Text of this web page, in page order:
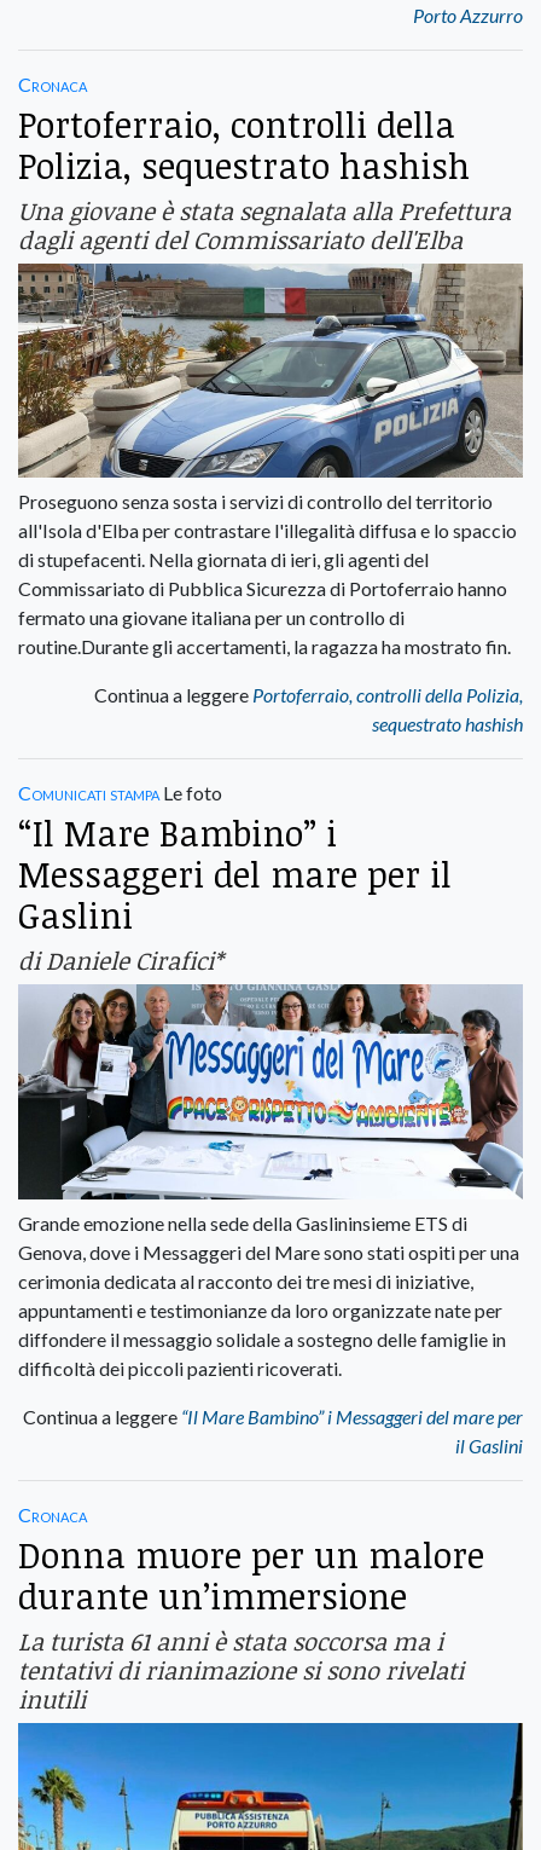
Porto Azzurro
Cronaca
Portoferraio, controlli della
Polizia, sequestrato hashish
Una giovane è stata segnalata alla Prefettura
dagli agenti del Commissariato dell'Elba
Proseguono senza sosta i servizi di controllo del territorio
all'Isola d'Elba per contrastare l'illegalità diffusa e lo spaccio
di stupefacenti. Nella giornata di ieri, gli agenti del
Commissariato di Pubblica Sicurezza di Portoferraio hanno
fermato una giovane italiana per un controllo di
routine.Durante gli accertamenti, la ragazza ha mostrato fin.
Continua a leggere Portoferraio, controlli della Polizia,
sequestrato hashish
Comunicati stampa Le foto
“Il Mare Bambino” i
Messaggeri del mare per il
Gaslini
di Daniele Cirafici*
Grande emozione nella sede della Gaslininsieme ETS di
Genova, dove i Messaggeri del Mare sono stati ospiti per una
cerimonia dedicata al racconto dei tre mesi di iniziative,
appuntamenti e testimonianze da loro organizzate nate per
diffondere il messaggio solidale a sostegno delle famiglie in
difficoltà dei piccoli pazienti ricoverati.
Continua a leggere “Il Mare Bambino” i Messaggeri del mare per
il Gaslini
Cronaca
Donna muore per un malore
durante un’immersione
La turista 61 anni è stata soccorsa ma i
tentativi di rianimazione si sono rivelati
inutili